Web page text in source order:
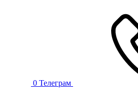
0 Телеграм